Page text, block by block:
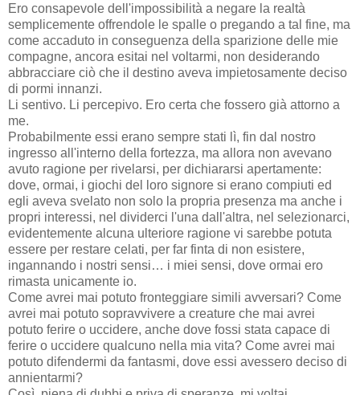
Ero consapevole dell'impossibilità a negare la realtà
semplicemente offrendole le spalle o pregando a tal fine, ma
come accaduto in conseguenza della sparizione delle mie
compagne, ancora esitai nel voltarmi, non desiderando
abbracciare ciò che il destino aveva impietosamente deciso
di pormi innanzi.
Li sentivo. Li percepivo. Ero certa che fossero già attorno a
me.
Probabilmente essi erano sempre stati lì, fin dal nostro
ingresso all'interno della fortezza, ma allora non avevano
avuto ragione per rivelarsi, per dichiararsi apertamente:
dove, ormai, i giochi del loro signore si erano compiuti ed
egli aveva svelato non solo la propria presenza ma anche i
propri interessi, nel dividerci l'una dall'altra, nel selezionarci,
evidentemente alcuna ulteriore ragione vi sarebbe potuta
essere per restare celati, per far finta di non esistere,
ingannando i nostri sensi… i miei sensi, dove ormai ero
rimasta unicamente io.
Come avrei mai potuto fronteggiare simili avversari? Come
avrei mai potuto sopravvivere a creature che mai avrei
potuto ferire o uccidere, anche dove fossi stata capace di
ferire o uccidere qualcuno nella mia vita? Come avrei mai
potuto difendermi da fantasmi, dove essi avessero deciso di
annientarmi?